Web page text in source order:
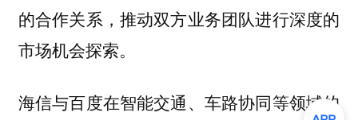
的合作关系，推动双方业务团队进行深度的
市场机会探索。
海信与百度在智能交通、车路协同等领域的